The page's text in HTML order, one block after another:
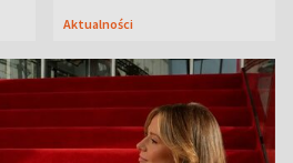
Aktualności